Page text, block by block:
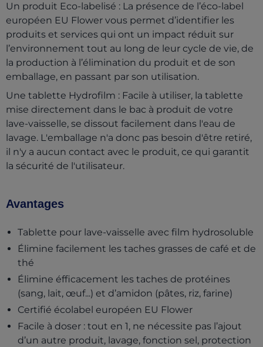
Un produit Eco-labelisé : La présence de l’éco-label
européen EU Flower vous permet d’identifier les
produits et services qui ont un impact réduit sur
l’environnement tout au long de leur cycle de vie, de
la production à l’élimination du produit et de son
emballage, en passant par son utilisation.
Une tablette Hydrofilm : Facile à utiliser, la tablette
mise directement dans le bac à produit de votre
lave-vaisselle, se dissout facilement dans l'eau de
lavage. L'emballage n'a donc pas besoin d'être retiré,
il n'y a aucun contact avec le produit, ce qui garantit
la sécurité de l'utilisateur.
Avantages
Tablette pour lave-vaisselle avec film hydrosoluble
Élimine facilement les taches grasses de café et de
thé
Élimine éfficacement les taches de protéines
(sang, lait, œuf...) et d’amidon (pâtes, riz, farine)
Certifié écolabel européen EU Flower
Facile à doser : tout en 1, ne nécessite pas l’ajout
d’un autre produit, lavage, fonction sel, protection